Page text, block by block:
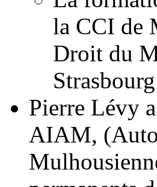
la CCI de
Droit du
Pierre Lévy
AIAM,